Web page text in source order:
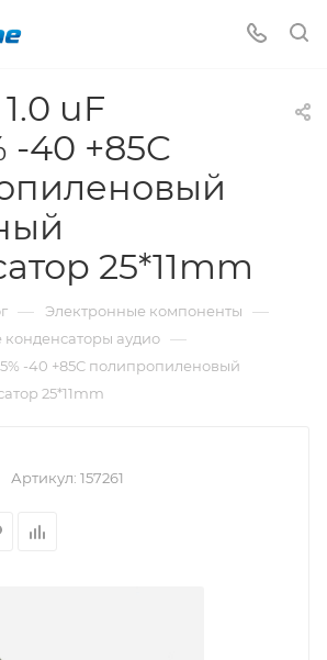
uF
-40 +85C
25*11mm
— Электронные компоненты —
аудио —
-40 +85C полипропиленовый
25*11mm
Артикул: 157261